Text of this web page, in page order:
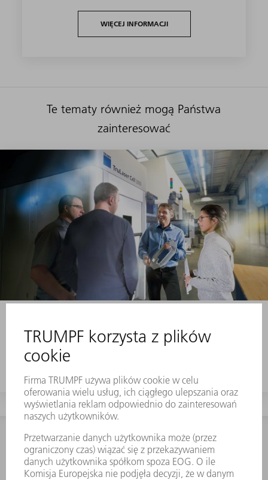
WIĘCEJ INFORMACJI
Te tematy również mogą Państwa
zainteresować
Szkolenia
Lepsze wykorzystanie potencjału
lasera, systemów laserowych, urządzeń i
oprogramowania. Prosimy o wybór z szerokiej
KONTAKT NEWSROOM